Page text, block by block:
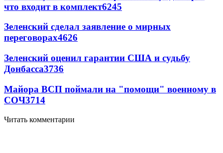
что входит в комплект6245
Зеленский сделал заявление о мирных
переговорах4626
Зеленский оценил гарантии США и судьбу
Донбасса3736
Майора ВСП поймали на "помощи" военному в
СОЧ3714
Читать комментарии